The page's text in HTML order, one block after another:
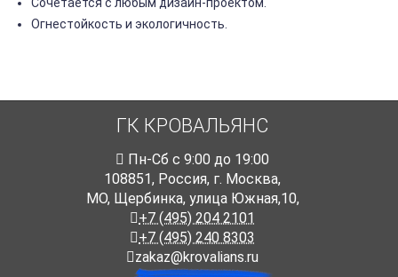
Огнестойкость и экологичность.
ГК КРОВАЛЬЯНС
Пн-Cб с 9:00 до 19:00
108851, Россия, г. Москва,
МО, Щербинка, улица Южная,10,
+7 (495) 204 2101
+7 (495) 240 8303
zakaz@krovalians.ru